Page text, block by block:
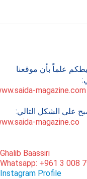
علماً بأن موقعنا
magazine.com
على الشكل التالي:
magazine.co
Ghalib Baassiri
Whatsapp: +961 3 008
Instagram Profile